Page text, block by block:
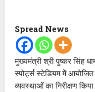
Spread News
मुख्यमंत्री श्री पुष्कर सिंह
स्पोर्ट्स स्टेडियम में आयोजित
व्यवस्थाओं का निरीक्षण